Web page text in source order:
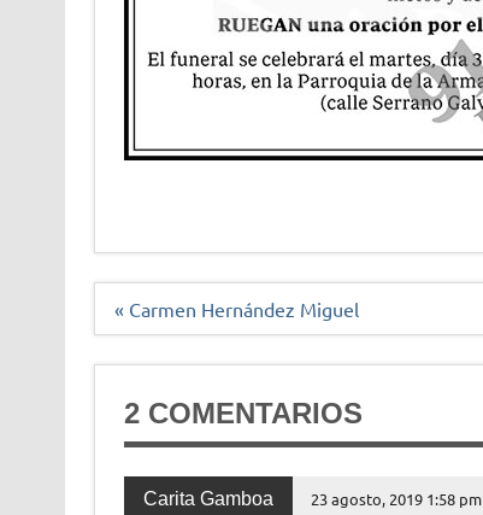
Navegación
« Carmen Hernández Miguel
2 COMENTARIOS
Carita Gamboa 23 agosto, 2019 1:58 pm